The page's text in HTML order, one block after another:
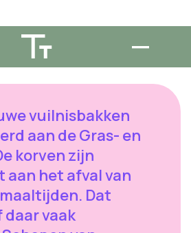
vuilnisbakken
aan de Gras- en
korven zijn
aan het afval van
Dat
vaak